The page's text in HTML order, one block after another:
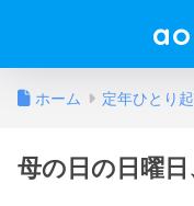
ホーム 定年ひとり
母の日の日曜